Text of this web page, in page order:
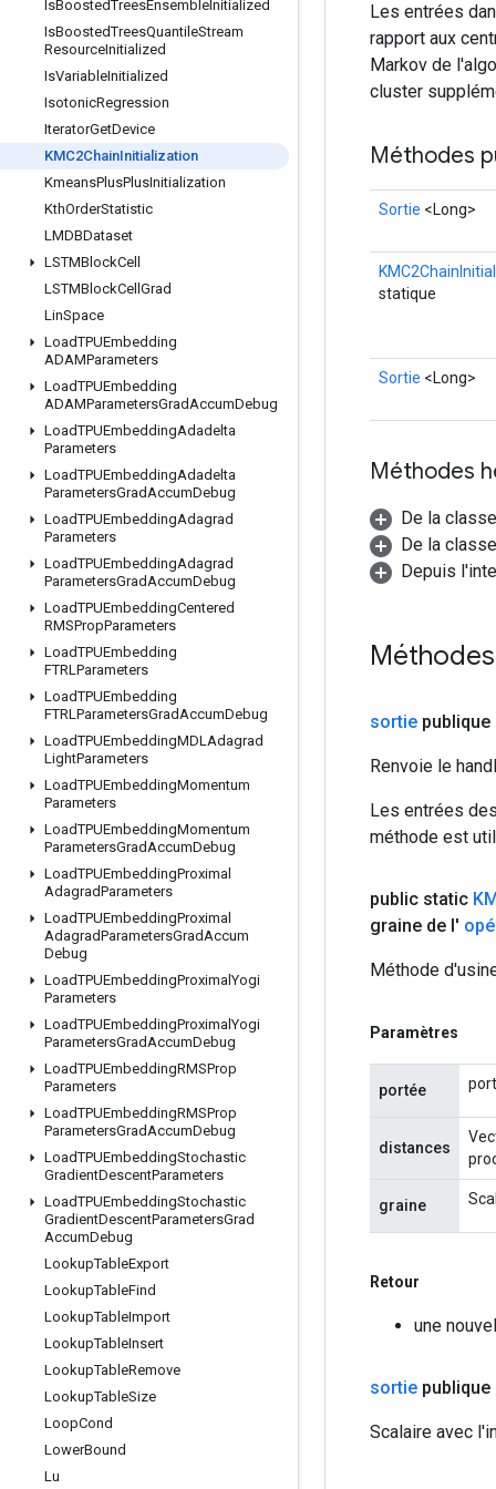
IsBoostedTreesEnsembleInitialized
IsBoostedTreesQuantileStream
ResourceInitialized
IsVariableInitialized
IsotonicRegression
IteratorGetDevice
KMC2ChainInitialization
KmeansPlusPlusInitialization
KthOrderStatistic
LMDBDataset
LSTMBlockCell
LSTMBlockCell Grad
LinSpace
LoadTPUEmbedding
ADAMParameters
LoadTPUEmbedding
ADAMParametersGradAccumDebug
LoadTPUEmbeddingAdadelta
Parameters
LoadTPUEmbeddingAdadelta
ParametersGradAccumDebug
LoadTPUEmbeddingAdagrad
Parameters
LoadTPUEmbeddingAdagrad
ParametersGradAccumDebug
LoadTPUEmbeddingCentered
RMSPropParameters
LoadTPUEmbedding
FTRLParameters
LoadTPUEmbedding
FTRLParametersGradAccumDebug
LoadTPUEmbeddingMDLAdagrad
LightParameters
LoadTPUEmbeddingMomentum
Parameters
LoadTPUEmbeddingMomentum
ParametersGradAccumDebug
LoadTPUEmbeddingProximal
AdagradParameters
LoadTPUEmbeddingProximal
AdagradParametersGradAccum
Debug
LoadTPUEmbeddingProximalYogi
Parameters
LoadTPUEmbeddingProximalYogi
ParametersGradAccumDebug
LoadTPUEmbeddingRMSProp
Parameters
LoadTPUEmbeddingRMSProp
ParametersGradAccumDebug
LoadTPUEmbeddingStochastic
GradientDescentParameters
LoadTPUEmbeddingStochastic
GradientDescentParametersGrad
AccumDebug
LookupTableExport
LookupTableFind
LookupTableImport
LookupTableInsert
LookupTableRemove
LookupTableSize
LoopCond
LowerBound
Lu
Les entrées
rapport aux
Markov de
cluster
Méthodes
Sortie <Long>
statique
Sortie <Long>
Méthodes
De la classe
De la
Depuis
sortie publique
Renvoie le
Les entrées
méthode est
public static
graine de l'
Méthode
Paramètres
portée
distances
graine
Retour
une
sortie publique
Scalaire avec